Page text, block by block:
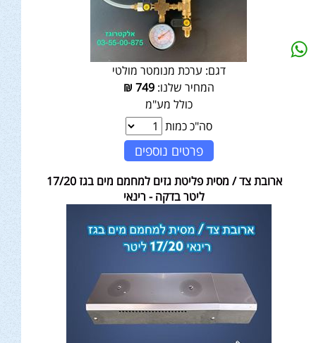
דגם: ערכת מנומטר מולטי
המחיר שלנו:749
₪
כולל מע"מ
סה"כ כמות
פרטים נוספים
ארובת צד / מסית פליטת גזים למחמם מים בגז 17/20
ליטר בדקה - רינאי